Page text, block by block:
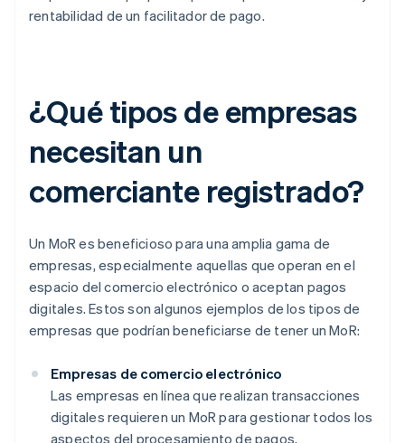
rentabilidad de un facilitador de pago.
¿Qué tipos de empresas
necesitan un
comerciante registrado?
Un MoR es beneficioso para una amplia gama de
empresas, especialmente aquellas que operan en el
espacio del comercio electrónico o aceptan pagos
digitales. Estos son algunos ejemplos de los tipos de
empresas que podrían beneficiarse de tener un MoR:
Empresas de comercio electrónico
Las empresas en línea que realizan transacciones
digitales requieren un MoR para gestionar todos los
aspectos del procesamiento de pagos,